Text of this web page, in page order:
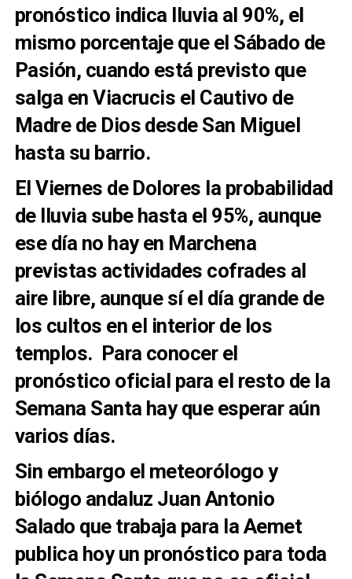
pronóstico indica lluvia al 90%, el
mismo porcentaje que el Sábado de
Pasión, cuando está previsto que
salga en Viacrucis el Cautivo de
Madre de Dios desde San Miguel
hasta su barrio.
El Viernes de Dolores la probabilidad
de lluvia sube hasta el 95%, aunque
ese día no hay en Marchena
previstas actividades cofrades al
aire libre, aunque sí el día grande de
los cultos en el interior de los
templos. Para conocer el
pronóstico oficial para el resto de la
Semana Santa hay que esperar aún
varios días.
Sin embargo el meteorólogo y
biólogo andaluz Juan Antonio
Salado que trabaja para la Aemet
publica hoy un pronóstico para toda